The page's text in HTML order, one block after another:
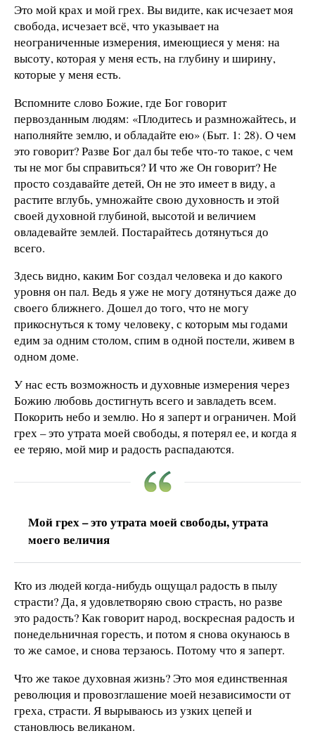
Это мой крах и мой грех. Вы видите, как исчезает моя
свобода, исчезает всё, что указывает на
неограниченные измерения, имеющиеся у меня: на
высоту, которая у меня есть, на глубину и ширину,
которые у меня есть.
Вспомните слово Божие, где Бог говорит
первозданным людям: «Плодитесь и размножайтесь, и
наполняйте землю, и обладайте ею» (Быт. 1: 28). О чем
это говорит? Разве Бог дал бы тебе что-то такое, с чем
ты не мог бы справиться? И что же Он говорит? Не
просто создавайте детей, Он не это имеет в виду, а
растите вглубь, умножайте свою духовность и этой
своей духовной глубиной, высотой и величием
овладевайте землей. Постарайтесь дотянуться до
всего.
Здесь видно, каким Бог создал человека и до какого
уровня он пал. Ведь я уже не могу дотянуться даже до
своего ближнего. Дошел до того, что не могу
прикоснуться к тому человеку, с которым мы годами
едим за одним столом, спим в одной постели, живем в
одном доме.
У нас есть возможность и духовные измерения через
Божию любовь достигнуть всего и завладеть всем.
Покорить небо и землю. Но я заперт и ограничен. Мой
грех – это утрата моей свободы, я потерял ее, и когда я
ее теряю, мой мир и радость распадаются.
Мой грех – это утрата моей свободы, утрата
моего величия
Кто из людей когда-нибудь ощущал радость в пылу
страсти? Да, я удовлетворяю свою страсть, но разве
это радость? Как говорит народ, воскресная радость и
понедельничная горесть, и потом я снова окунаюсь в
то же самое, и снова терзаюсь. Потому что я заперт.
Что же такое духовная жизнь? Это моя единственная
революция и провозглашение моей независимости от
греха, страсти. Я вырываюсь из узких цепей и
становлюсь великаном.